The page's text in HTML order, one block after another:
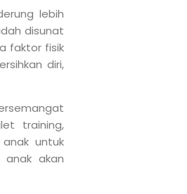
lebih
disunat
faktor fisik
diri,
training,
untuk
anak akan